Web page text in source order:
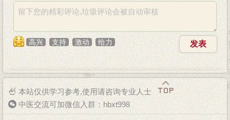
发表
高兴 支持 激动 给力
本站仅供学习参考,使用请咨询专业人士
中医交流可加微信入群：hbxt998